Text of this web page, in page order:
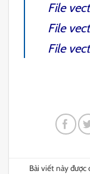
File
File
File
Bài viết này được